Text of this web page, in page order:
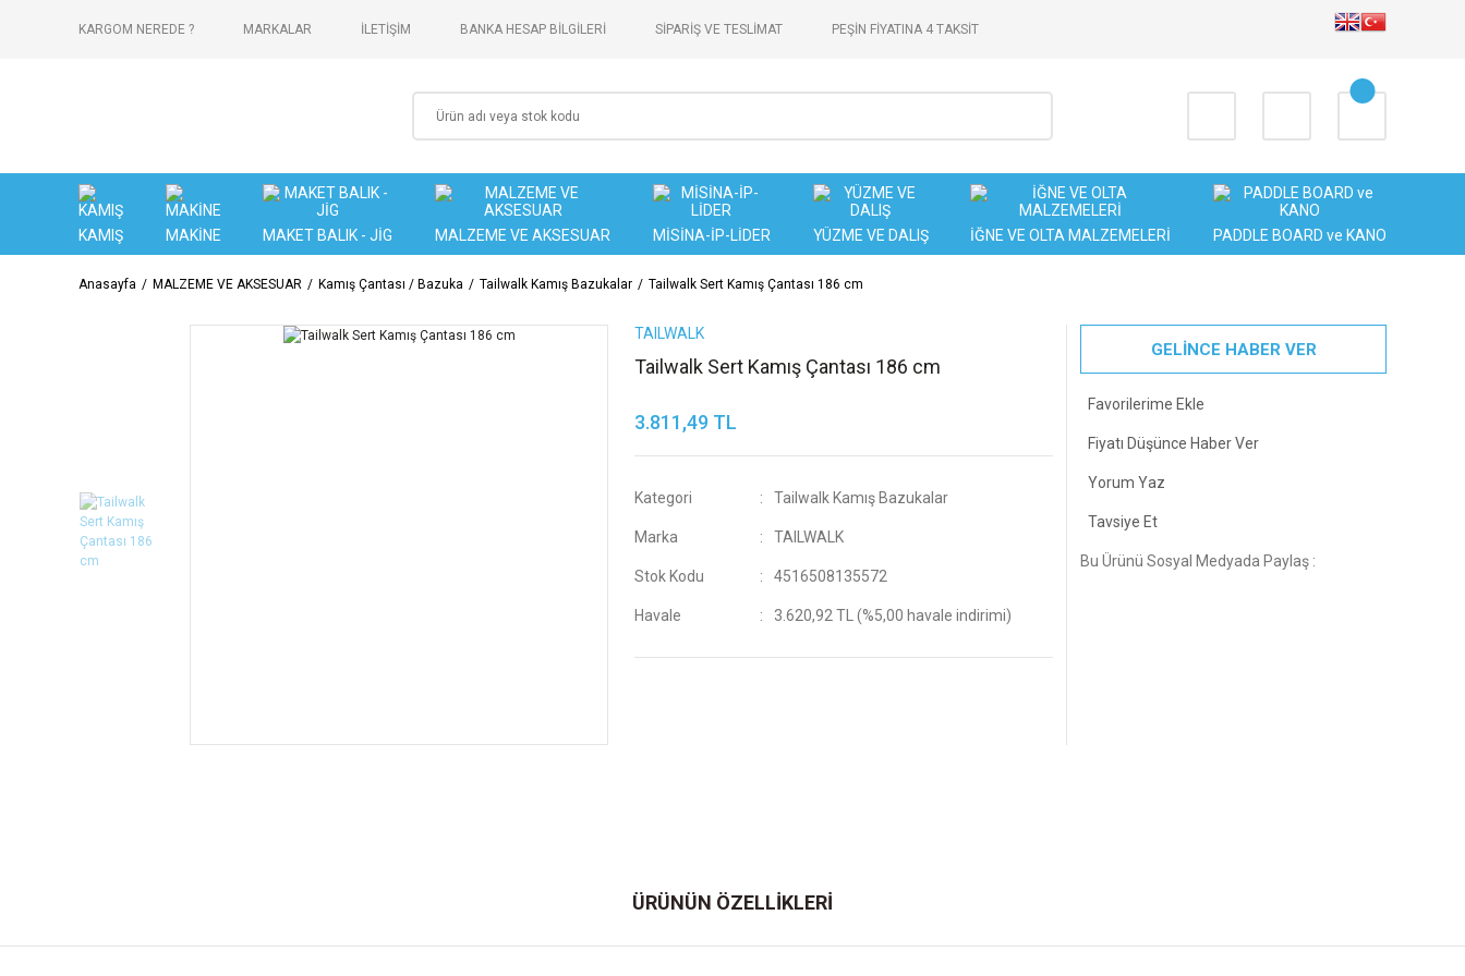
KARGOM NEREDE ? MARKALAR İLETİŞİM BANKA HESAP BİLGİLERİ SİPARİŞ VE TESLİMAT PEŞİN FİYATINA 4 TAKSİT
KAMIŞ MAKİNE MAKET BALIK - JİG MALZEME VE AKSESUAR MİSİNA-İP-LİDER YÜZME VE DALIŞ İĞNE VE OLTA MALZEMELERİ PADDLE BOARD ve KANO
Anasayfa MALZEME VE AKSESUAR Kamış Çantası / Bazuka Tailwalk Kamış Bazukalar Tailwalk Sert Kamış Çantası 186 cm
TAILWALK
Tailwalk Sert Kamış Çantası 186 cm
3.811,49 TL
Kategori Tailwalk Kamış Bazukalar
Marka TAILWALK
Stok Kodu 4516508135572
Havale 3.620,92 TL (%5,00 havale indirimi)
GELİNCE HABER VER
Fiyatı Düşünce Haber Ver
Yorum Yaz
Tavsiye Et
Bu Ürünü Sosyal Medyada Paylaş :
ÜRÜNÜN ÖZELLİKLERİ